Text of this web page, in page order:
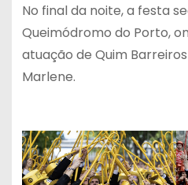
No final da noite, a festa
Queimódromo do Porto,
atuação de Quim
Marlene.